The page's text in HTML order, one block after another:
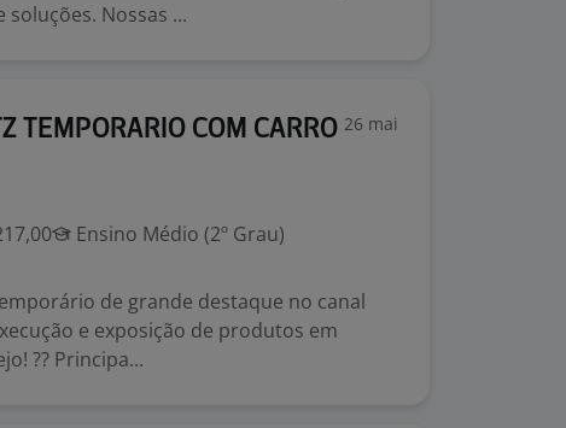
Nossas ...
TEMPORARIO COM CARRO 26 mai
Ensino Médio (2º Grau)
de grande destaque no canal
e exposição de produtos em
?? Principa...